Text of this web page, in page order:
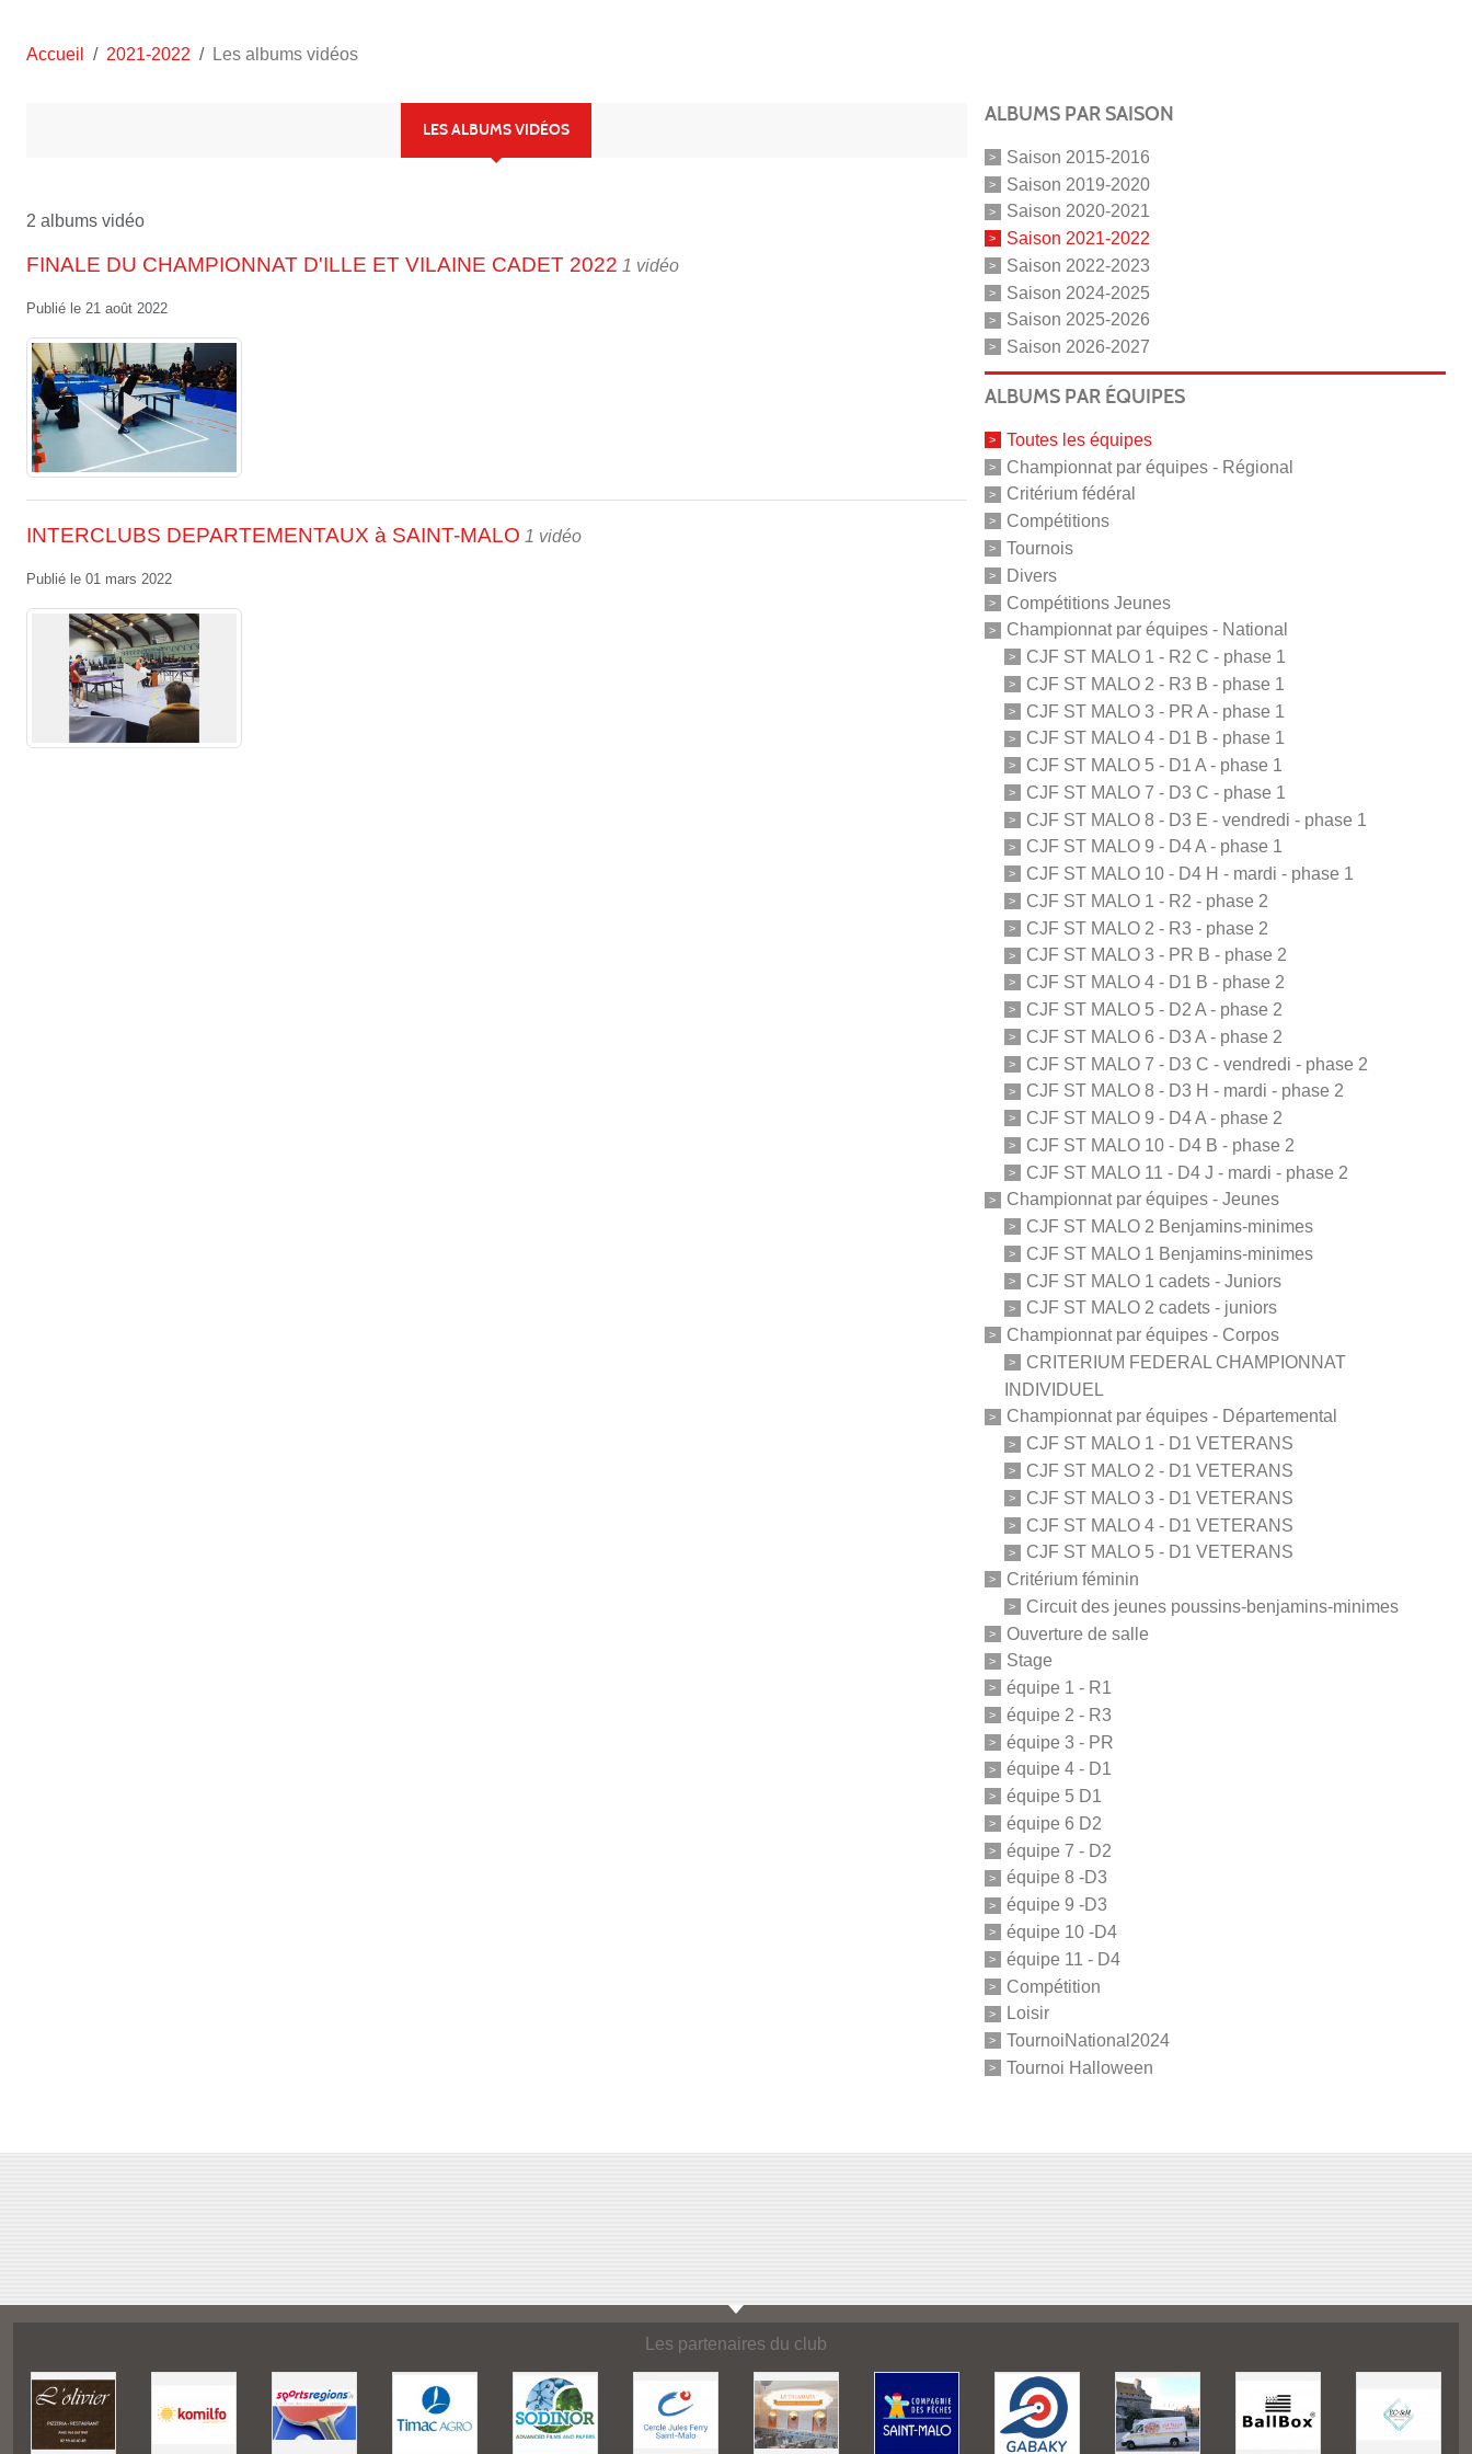
Accueil 2021-2022 Les albums vidéos
LES ALBUMS VIDÉOS
2 albums vidéo
FINALE DU CHAMPIONNAT D'ILLE ET VILAINE CADET 2022 1 vidéo
Publié le 21 août 2022
INTERCLUBS DEPARTEMENTAUX à SAINT-MALO 1 vidéo
Publié le 01 mars 2022
ALBUMS PAR SAISON
Saison 2015-2016
Saison 2019-2020
Saison 2020-2021
Saison 2021-2022
Saison 2022-2023
Saison 2024-2025
Saison 2025-2026
Saison 2026-2027
ALBUMS PAR ÉQUIPES
Toutes les équipes
Championnat par équipes - Régional
Critérium fédéral
Compétitions
Tournois
Divers
Compétitions Jeunes
Championnat par équipes - National
CJF ST MALO 1 - R2 C - phase 1
CJF ST MALO 2 - R3 B - phase 1
CJF ST MALO 3 - PR A - phase 1
CJF ST MALO 4 - D1 B - phase 1
CJF ST MALO 5 - D1 A - phase 1
CJF ST MALO 7 - D3 C - phase 1
CJF ST MALO 8 - D3 E - vendredi - phase 1
CJF ST MALO 9 - D4 A - phase 1
CJF ST MALO 10 - D4 H - mardi - phase 1
CJF ST MALO 1 - R2 - phase 2
CJF ST MALO 2 - R3 - phase 2
CJF ST MALO 3 - PR B - phase 2
CJF ST MALO 4 - D1 B - phase 2
CJF ST MALO 5 - D2 A - phase 2
CJF ST MALO 6 - D3 A - phase 2
CJF ST MALO 7 - D3 C - vendredi - phase 2
CJF ST MALO 8 - D3 H - mardi - phase 2
CJF ST MALO 9 - D4 A - phase 2
CJF ST MALO 10 - D4 B - phase 2
CJF ST MALO 11 - D4 J - mardi - phase 2
Championnat par équipes - Jeunes
CJF ST MALO 2 Benjamins-minimes
CJF ST MALO 1 Benjamins-minimes
CJF ST MALO 1 cadets - Juniors
CJF ST MALO 2 cadets - juniors
Championnat par équipes - Corpos
CRITERIUM FEDERAL CHAMPIONNAT
INDIVIDUEL
Championnat par équipes - Départemental
CJF ST MALO 1 - D1 VETERANS
CJF ST MALO 2 - D1 VETERANS
CJF ST MALO 3 - D1 VETERANS
CJF ST MALO 4 - D1 VETERANS
CJF ST MALO 5 - D1 VETERANS
Critérium féminin
Circuit des jeunes poussins-benjamins-minimes
Ouverture de salle
Stage
équipe 1 - R1
équipe 2 - R3
équipe 3 - PR
équipe 4 - D1
équipe 5 D1
équipe 6 D2
équipe 7 - D2
équipe 8 -D3
équipe 9 -D3
équipe 10 -D4
équipe 11 - D4
Compétition
Loisir
TournoiNational2024
Tournoi Halloween
Les partenaires du club